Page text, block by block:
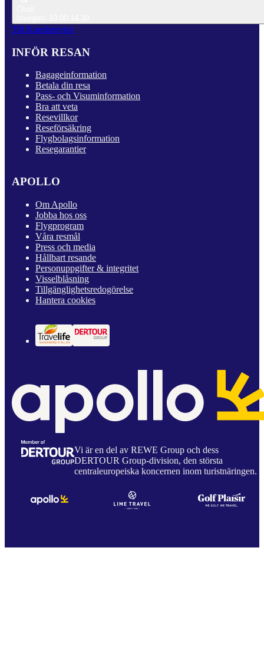
Till Kundservice
INFÖR RESAN
Bagageinformation
Betala din resa
Pass- och Visuminformation
Bra att veta
Resevillkor
Reseförsäkring
Flygbolagsinformation
Resegarantier
APOLLO
Om Apollo
Jobba hos oss
Flygprogram
Våra resmål
Press och media
Hållbart resande
Personuppgifter & integritet
Visselblåsning
Tillgänglighetsredogörelse
Hantera cookies
Vi är en del av REWE Group och dess
DERTOUR Group-division, den största
centraleuropeiska koncernen inom turistnäringen.